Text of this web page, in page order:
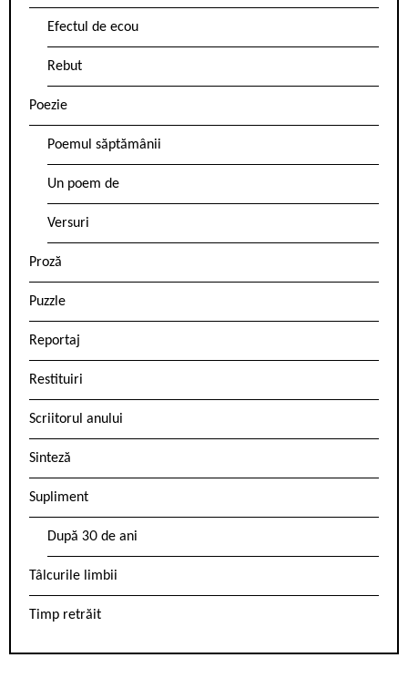
Efectul de ecou
Rebut
Poezie
Poemul săptămânii
Un poem de
Versuri
Proză
Puzzle
Reportaj
Restituiri
Scriitorul anului
Sinteză
Supliment
După 30 de ani
Tâlcurile limbii
Timp retrăit